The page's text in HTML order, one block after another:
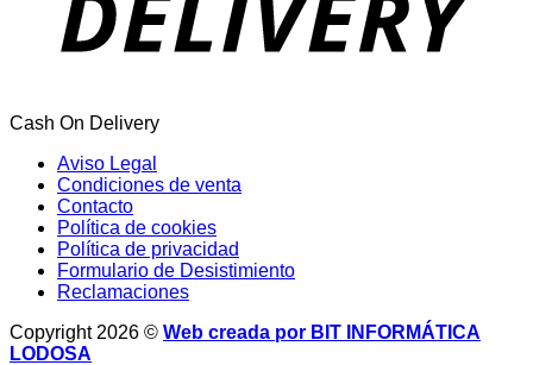
Cash On Delivery
Aviso Legal
Condiciones de venta
Contacto
Política de cookies
Política de privacidad
Formulario de Desistimiento
Reclamaciones
Copyright 2026 © Web creada por BIT INFORMÁTICA
LODOSA